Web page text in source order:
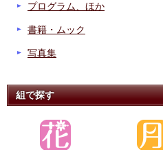
プログラム、ほか
書籍・ムック
写真集
組で探す